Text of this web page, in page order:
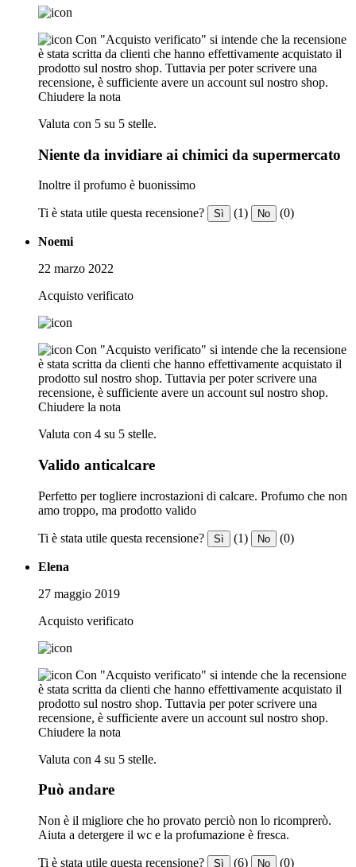
Con "Acquisto verificato" si intende che la recensione
è stata scritta da clienti che hanno effettivamente acquistato il
prodotto sul nostro shop. Tuttavia per poter scrivere una
recensione, è sufficiente avere un account sul nostro shop.
Chiudere la nota
Valuta con 5 su 5 stelle.
Niente da invidiare ai chimici da supermercato
Inoltre il profumo è buonissimo
Ti è stata utile questa recensione? Sì (1) No (0)
Noemi
22 marzo 2022
Acquisto verificato
Con "Acquisto verificato" si intende che la recensione
è stata scritta da clienti che hanno effettivamente acquistato il
prodotto sul nostro shop. Tuttavia per poter scrivere una
recensione, è sufficiente avere un account sul nostro shop.
Chiudere la nota
Valuta con 4 su 5 stelle.
Valido anticalcare
Perfetto per togliere incrostazioni di calcare. Profumo che non
amo troppo, ma prodotto valido
Ti è stata utile questa recensione? Sì (1) No (0)
Elena
27 maggio 2019
Acquisto verificato
Con "Acquisto verificato" si intende che la recensione
è stata scritta da clienti che hanno effettivamente acquistato il
prodotto sul nostro shop. Tuttavia per poter scrivere una
recensione, è sufficiente avere un account sul nostro shop.
Chiudere la nota
Valuta con 4 su 5 stelle.
Può andare
Non è il migliore che ho provato perciò non lo ricomprerò.
Aiuta a detergere il wc e la profumazione è fresca.
Ti è stata utile questa recensione? Sì (6) No (0)